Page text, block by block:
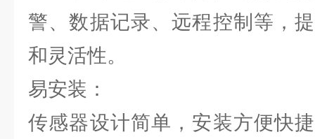
警、数据记录、远程控制等，
和灵活性。
易安装：
传感器设计简单，安装方便快